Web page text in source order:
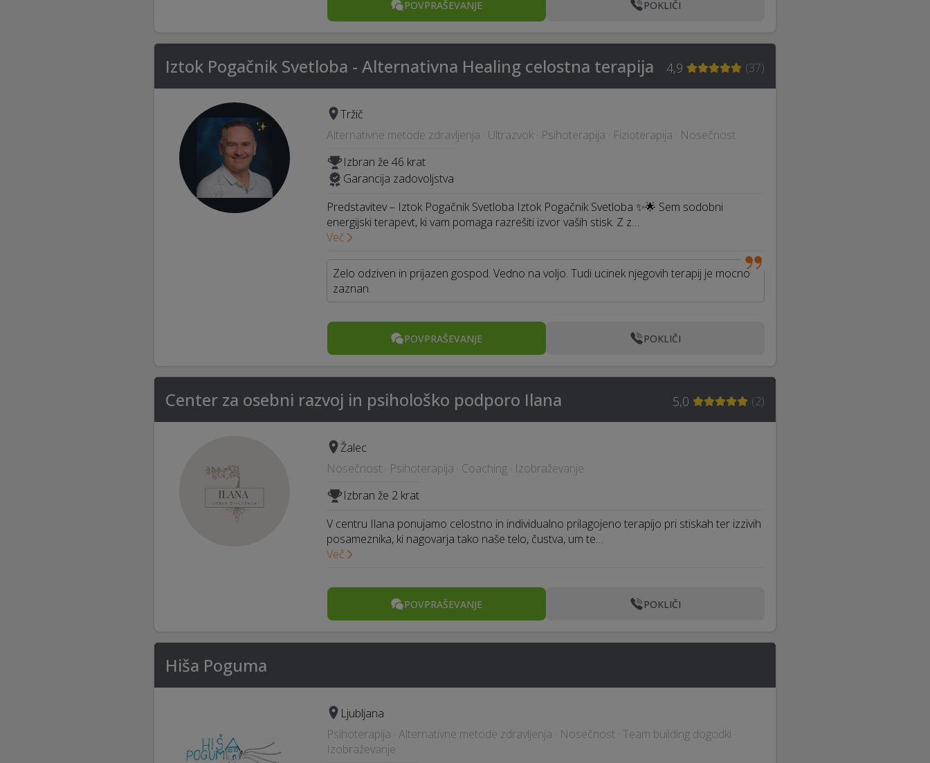
POVPRAŠEVANJE POKLIČI
Iztok Pogačnik Svetloba - Alternativna Healing celostna terapija 4,9 (37)
Tržič
Alternativne metode zdravljenja · Ultrazvok · Psihoterapija · Fizioterapija · Nosečnost
Izbran že 46 krat
Garancija zadovoljstva
Predstavitev – Iztok Pogačnik Svetloba Iztok Pogačnik Svetloba ✨🌟 Sem sodobni
energijski terapevt, ki vam pomaga razrešiti izvor vaših stisk. Z z…
Več
Zelo odziven in prijazen gospod. Vedno na voljo. Tudi ucinek njegovih terapij je mocno
zaznan.
POVPRAŠEVANJE POKLIČI
Center za osebni razvoj in psihološko podporo Ilana 5,0 (2)
Žalec
Nosečnost · Psihoterapija · Coaching · Izobraževanje
Izbran že 2 krat
V centru Ilana ponujamo celostno in individualno prilagojeno terapijo pri stiskah ter izzivih
posameznika, ki nagovarja tako naše telo, čustva, um te…
Več
POVPRAŠEVANJE POKLIČI
Hiša Poguma
Ljubljana
Psihoterapija · Alternativne metode zdravljenja · Nosečnost · Team building dogodki ·
Izobraževanje